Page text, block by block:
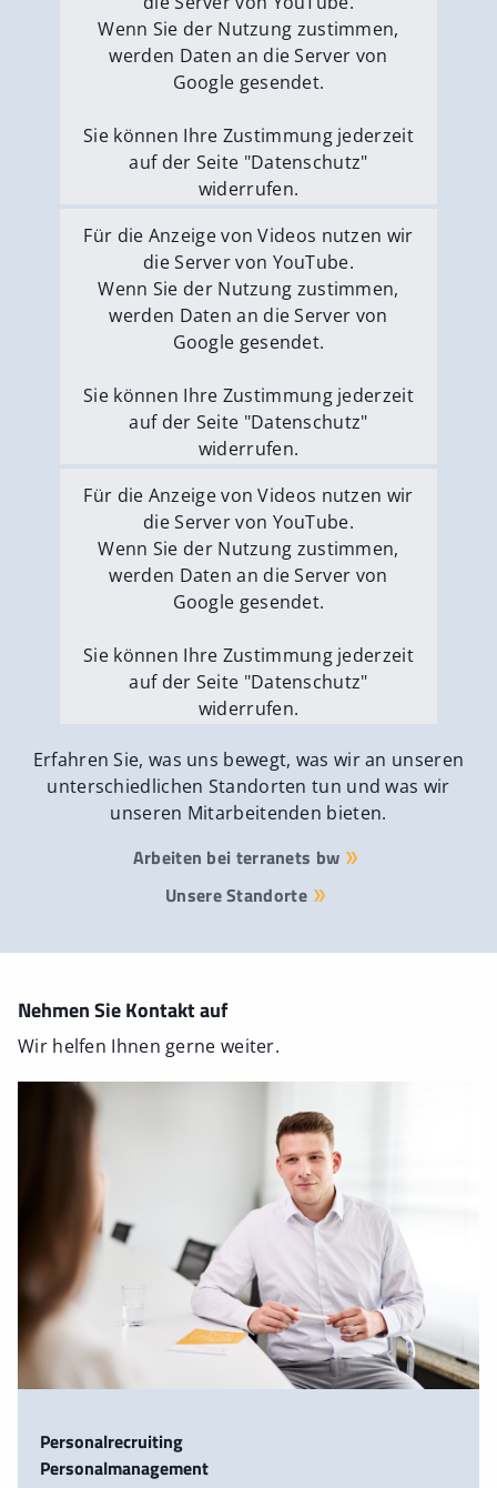
Wenn Sie der Nutzung zustimmen,
werden Daten an die Server von
Google gesendet.
Sie können Ihre Zustimmung jederzeit
auf der Seite "Datenschutz"
widerrufen.
Externe Medien erlauben
Für die Anzeige von Videos nutzen wir
die Server von YouTube.
Wenn Sie der Nutzung zustimmen,
werden Daten an die Server von
Google gesendet.
Sie können Ihre Zustimmung jederzeit
auf der Seite "Datenschutz"
widerrufen.
Externe Medien erlauben
Für die Anzeige von Videos nutzen wir
die Server von YouTube.
Wenn Sie der Nutzung zustimmen,
werden Daten an die Server von
Google gesendet.
Sie können Ihre Zustimmung jederzeit
auf der Seite "Datenschutz"
widerrufen.
Externe Medien erlauben
Erfahren Sie, was uns bewegt, was wir an unseren
unterschiedlichen Standorten tun und was wir
unseren Mitarbeitenden bieten.
Arbeiten bei terranets bw
Unsere Standorte
Nehmen Sie Kontakt auf
Wir helfen Ihnen gerne weiter.
Personalrecruiting
Personalmanagement